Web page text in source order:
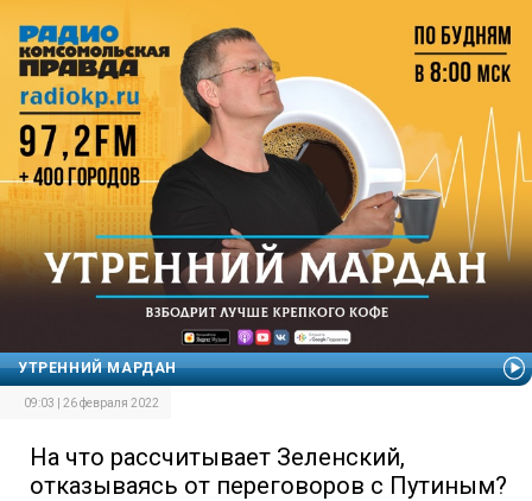
УТРЕННИЙ МАРДАН
09:03 | 26 февраля 2022
На что рассчитывает Зеленский,
отказываясь от переговоров с Путиным?